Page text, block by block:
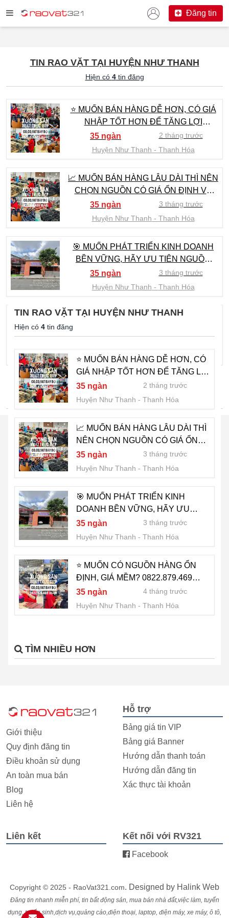
Đăng tin
TIN RAO VẶT TẠI HUYỆN NHƯ THANH
Hiện có 4tin đăng
⭐ MUỐN BÁN HÀNG DỄ HƠN, CÓ GIÁ
NHẬP TỐT HƠN ĐỂ TĂNG LỢI
NHUẬN? GỌI 0822.879.469 (HẢO)
35 ngàn
2 tháng trước
Huyện Như Thanh
Thanh Hóa
📈 MUỐN BÁN HÀNG LÂU DÀI THÌ NÊN
CHỌN NGUỒN CÓ GIÁ ỔN ĐỊNH VÀ
HỖ TRỢ NHANH - 0822.879.469 (HẢO)
35 ngàn
3 tháng trước
Huyện Như Thanh
Thanh Hóa
🎯 MUỐN PHÁT TRIỂN KINH DOANH
BỀN VỮNG, HÃY ƯU TIÊN NGUỒN
HÀNG CHẤT LƯỢNG VÀ GIÁ TỐT –
0822.879.469 (HẢO)
35 ngàn
3 tháng trước
Huyện Như Thanh
Thanh Hóa
⭐ MUỐN CÓ NGUỒN HÀNG ỔN ĐỊNH,
Huyện Như Thanh
Thanh Hóa
TÌM NHIỀU HƠN
TIN RAO VẶT TẠI HUYỆN NHƯ THANH
Hiện có 4 tin đăng
⭐ MUỐN BÁN HÀNG DỄ HƠN, CÓ
GIÁ NHẬP TỐT HƠN ĐỂ TĂNG LỢI
NHUẬN? GỌI 0822.879.469 (HẢO)
35 ngàn
2 tháng trước
Huyện Như Thanh
Thanh Hóa
📈 MUỐN BÁN HÀNG LÂU DÀI THÌ
NÊN CHỌN NGUỒN CÓ GIÁ ỔN
ĐỊNH VÀ HỖ TRỢ NHANH -
0822.879.469 (HẢO)
35 ngàn
3 tháng trước
Huyện Như Thanh
Thanh Hóa
🎯 MUỐN PHÁT TRIỂN KINH
DOANH BỀN VỮNG, HÃY ƯU
TIÊN NGUỒN HÀNG CHẤT
LƯỢNG VÀ GIÁ TỐT –
0822.879.469 (HẢO)
35 ngàn
3 tháng trước
Huyện Như Thanh
Thanh Hóa
⭐ MUỐN CÓ NGUỒN HÀNG ỔN
ĐỊNH, GIÁ MỀM? 0822.879.469
(HẢO)
35 ngàn
4 tháng trước
Huyện Như Thanh
Thanh Hóa
TÌM NHIỀU HƠN
Giới thiệu
Quy định đăng tin
Điều khoản sử dụng
An toàn mua bán
Blog
Liên hệ
Hỗ trợ
Bảng giá tin VIP
Bảng giá Banner
Hướng dẫn thanh toán
Hướng dẫn đăng tin
Xác thực tài khoản
Liên kết Kết nối với RV321
Facebook
Copyright © 2025 - RaoVat321.com. Designed by Halink Web
Đăng tin nhanh miễn phí, tin bất động sản, mua bán nhà đất,việc làm, tuyển
dụng, tuyển sinh,dịch vụ,quảng cáo,điện thoại, laptop, điện máy, xe máy, ô tô,